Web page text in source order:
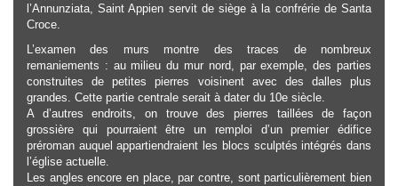
l’Annunziata, Saint Appien servit de siège à la confrérie de Santa
Croce.
L’examen des murs montre des traces de nombreux
remaniements : au milieu du mur nord, par exemple, des parties
construites de petites pierres voisinent avec des dalles plus
grandes. Cette partie centrale serait à dater du 10e siècle.
A d’autres endroits, on trouve des pierres taillées de façon
grossière qui pourraient être un remploi d’un premier édifice
préroman auquel appartiendraient les blocs sculptés intégrés dans
l’église actuelle.
Les angles encore en place, par contre, sont particulièrement bien